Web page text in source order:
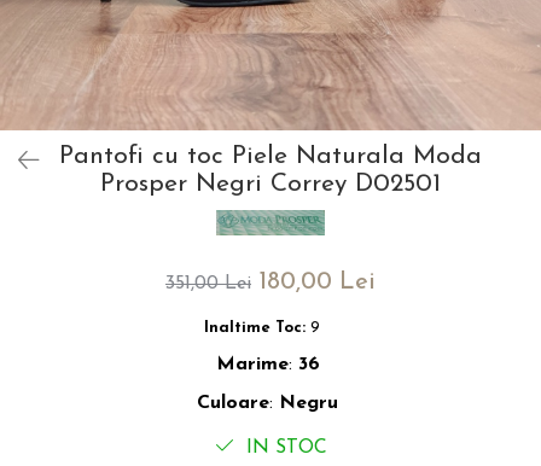
Pantofi cu toc Piele Naturala Moda
Prosper Negri Correy D02501
351,00 Lei 180,00 Lei
Inaltime Toc: 9
Marime: 36
Culoare: Negru
IN STOC